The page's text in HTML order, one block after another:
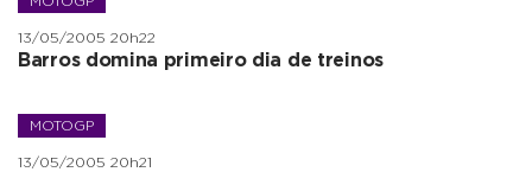
13/05/2005 20h22
Barros domina primeiro dia de treinos
MOTOGP
13/05/2005 20h21